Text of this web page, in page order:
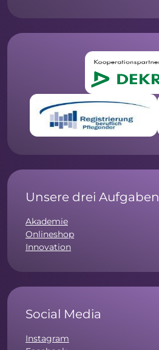
Unsere drei Aufgaben
Akademie
Onlineshop
Innovation
Social Media
Instagram